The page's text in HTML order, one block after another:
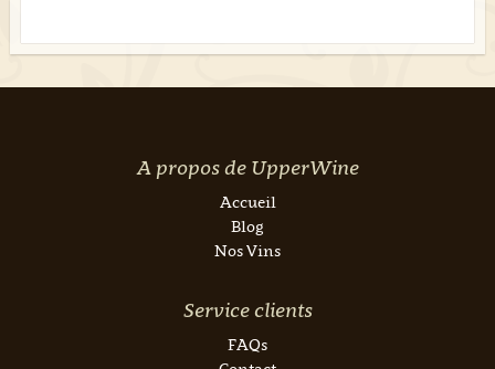
A propos de UpperWine
Accueil
Blog
Nos Vins
Service clients
FAQs